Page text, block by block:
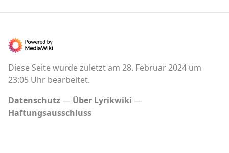
Diese Seite wurde zuletzt am 28. Februar 2024 um
23:05 Uhr bearbeitet.
Datenschutz
Über Lyrikwiki
Haftungsausschluss